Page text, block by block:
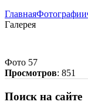
ГлавнаяФотографии
Галерея
Фото 57
Просмотров: 851
Поиск на сайте